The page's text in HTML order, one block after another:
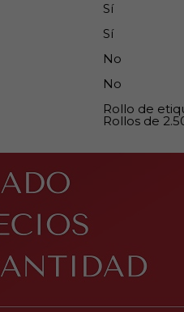
Sí
Sí
No
No
Rollo de
Rollos de